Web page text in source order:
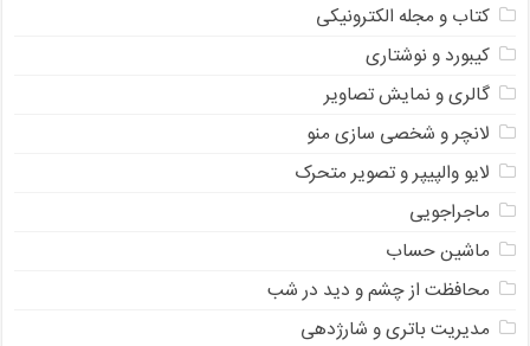
کتاب و مجله الکترونیکی
کیبورد و نوشتاری
گالری و نمایش تصاویر
لانچر و شخصی سازی منو
لایو والپیپر و تصویر متحرک
ماجراجویی
ماشین حساب
محافظت از چشم و دید در شب
مدیریت باتری و شارژدهی